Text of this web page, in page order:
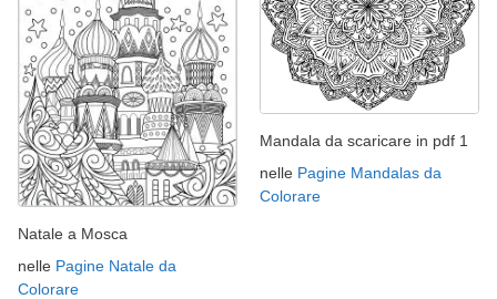
Natale a Mosca
nelle Pagine Natale da
Colorare
Mandala da scaricare in pdf 1
nelle Pagine Mandalas da
Colorare